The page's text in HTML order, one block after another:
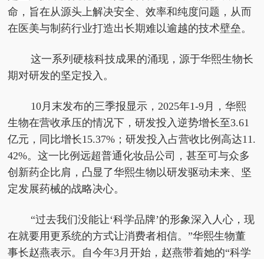
命，旨在从源头上解决安全、效率和纯度问题，从而
在医美与制药行业打造出长期难以逾越的技术壁垒。
这一系列硬核科技成果的涌现，源于华熙生物长
期对研发的坚定投入。
10月末发布的三季报显示，2025年1-9月，华熙
生物在营收承压的情况下，研发投入逆势增长至3.61
亿元 ， 同比增长15.37%；研发投入占营收比例高达11.
42%。这一比例远超普通化妆品公司，甚至可与众多
创新药企比肩，凸显了华熙生物以研发驱动未来、坚
定发展药械的战略决心。
“过去我们没能让‘科学品牌’的形象深入人心，现
在就要用更系统的方式让消费者相信。”华熙生物董
事长赵燕表示。自今年3月开始，赵燕带着她的“科学